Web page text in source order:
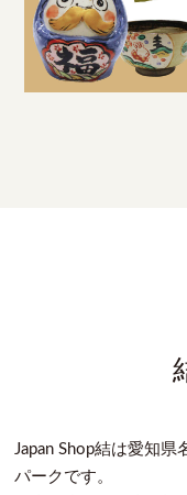
Japan Shop結は愛知
パークです。